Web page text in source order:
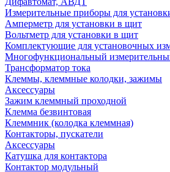
Измерительные приборы для
Амперметр для установки в щит
Вольтметр для установки в щит
Комплектующие для установочных
Многофункциональный
Трансформатор тока
Клеммы, клеммные колодки, зажимы
Аксессуары
Зажим клеммный проходной
Клемма безвинтовая
Клеммник (колодка клеммная)
Контакторы, пускатели
Аксессуары
Катушка для контактора
Контактор модульный